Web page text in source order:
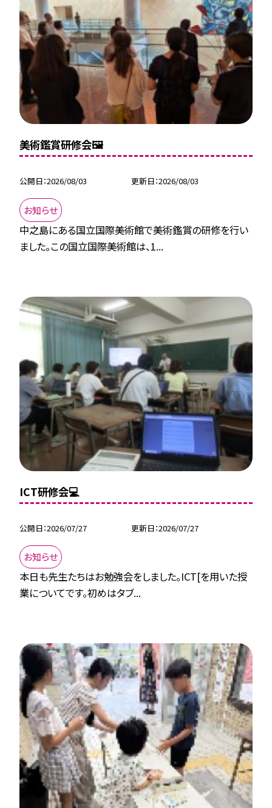
美術鑑賞研修会🖼
公開日 2026/08/03 更新日 2026/08/03
お知らせ
中之島にある国立国際美術館で美術鑑賞の研修を行い
ました。この国立国際美術館は、1...
ICT研修会💻
公開日 2026/07/27 更新日 2026/07/27
お知らせ
本日も先生たちはお勉強会をしました。ICT[を用いた授
業についてです。初めはタブ...